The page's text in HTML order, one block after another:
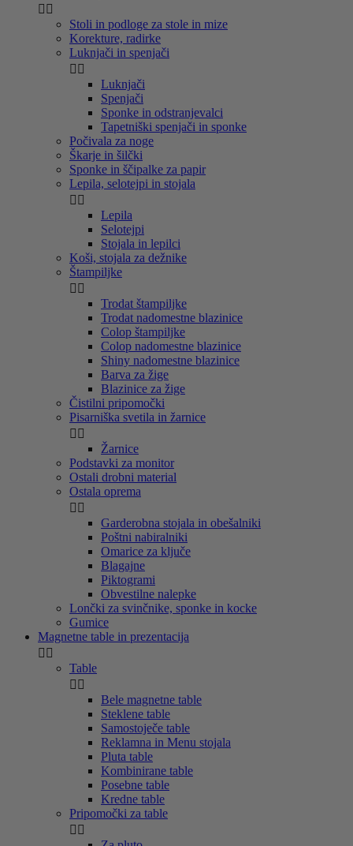
 
Stoli in podloge za stole in mize
Korekture, radirke
Luknjači in spenjači
 
Luknjači
Spenjači
Sponke in odstranjevalci
Tapetniški spenjači in sponke
Počivala za noge
Škarje in šilčki
Sponke in ščipalke za papir
Lepila, selotejpi in stojala
 
Lepila
Selotejpi
Stojala in lepilci
Koši, stojala za dežnike
Štampiljke
 
Trodat štampiljke
Trodat nadomestne blazinice
Colop štampiljke
Colop nadomestne blazinice
Shiny nadomestne blazinice
Barva za žige
Blazinice za žige
Čistilni pripomočki
Pisarniška svetila in žarnice
 
Žarnice
Podstavki za monitor
Ostali drobni material
Ostala oprema
 
Garderobna stojala in obešalniki
Poštni nabiralniki
Omarice za ključe
Blagajne
Piktogrami
Obvestilne nalepke
Lončki za svinčnike, sponke in kocke
Gumice
Magnetne table in prezentacija
 
Table
 
Bele magnetne table
Steklene table
Samostoječe table
Reklamna in Menu stojala
Pluta table
Kombinirane table
Posebne table
Kredne table
Pripomočki za table
 